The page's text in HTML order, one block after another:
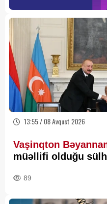
13:55 / 08 Avqust 2026
Vaşinqton
müəllifi olduğu
89